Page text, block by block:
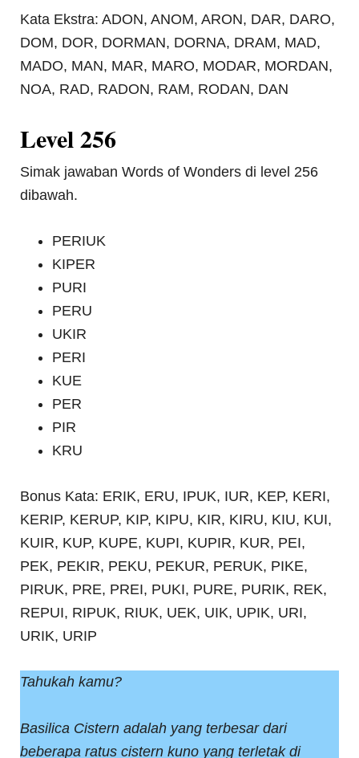
Kata Ekstra: ADON, ANOM, ARON, DAR, DARO,
DOM, DOR, DORMAN, DORNA, DRAM, MAD,
MADO, MAN, MAR, MARO, MODAR, MORDAN,
NOA, RAD, RADON, RAM, RODAN, DAN
Level 256
Simak jawaban Words of Wonders di level 256
dibawah.
PERIUK
KIPER
PURI
PERU
UKIR
PERI
KUE
PER
PIR
KRU
Bonus Kata: ERIK, ERU, IPUK, IUR, KEP, KERI,
KERIP, KERUP, KIP, KIPU, KIR, KIRU, KIU, KUI,
KUIR, KUP, KUPE, KUPI, KUPIR, KUR, PEI,
PEK, PEKIR, PEKU, PEKUR, PERUK, PIKE,
PIRUK, PRE, PREI, PUKI, PURE, PURIK, REK,
REPUI, RIPUK, RIUK, UEK, UIK, UPIK, URI,
URIK, URIP
Tahukah kamu?
Basilica Cistern adalah yang terbesar dari
beberapa ratus cistern kuno yang terletak di